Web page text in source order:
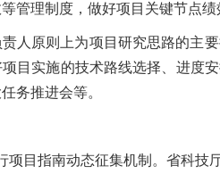
管理制度，做好项目关键节点
责人原则上为项目研究思路的主
目实施的技术路线选择、进度
务推进会等。
项目指南动态征集机制。省科技